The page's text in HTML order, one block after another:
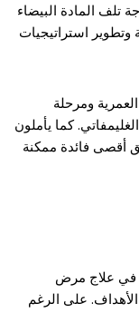
المادة البيضاء
وتطوير استراتيجيات
ومرحلة
كما يأملون
أقصى فائدة ممكنة
في علاج مرض
على الرغم